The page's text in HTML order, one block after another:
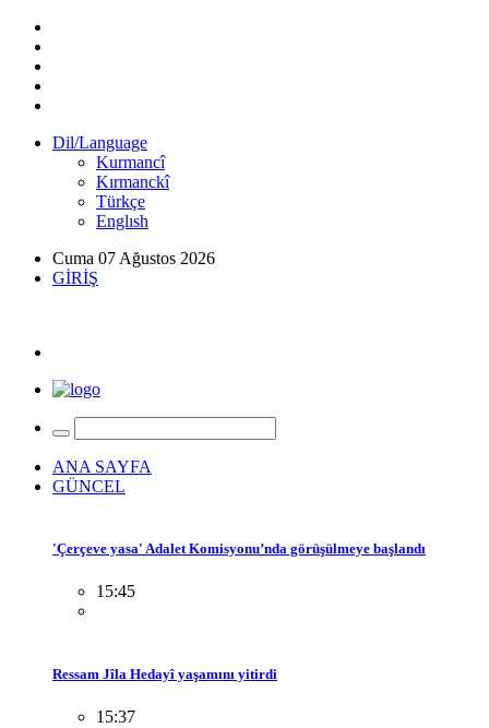
Dil/Language
Kurmancî
Kırmanckî
Türkçe
Englısh
Cuma 07 Ağustos 2026
GİRİŞ
ANA SAYFA
GÜNCEL
'Çerçeve yasa' Adalet Komisyonu’nda görüşülmeye başlandı
15:45
Ressam Jîla Hedayî yaşamını yitirdi
15:37